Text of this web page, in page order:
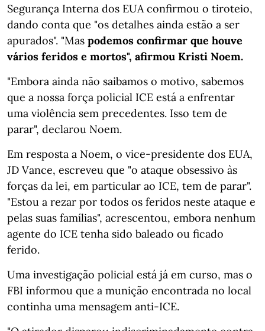
Segurança Interna dos EUA confirmou o tiroteio,
dando conta que "os detalhes ainda estão a ser
apurados". "Mas podemos confirmar que houve
vários feridos e mortos", afirmou Kristi Noem.
"Embora ainda não saibamos o motivo, sabemos
que a nossa força policial ICE está a enfrentar
uma violência sem precedentes. Isso tem de
parar", declarou Noem.
Em resposta a Noem, o vice-presidente dos EUA,
JD Vance, escreveu que "o ataque obsessivo às
forças da lei, em particular ao ICE, tem de parar".
"Estou a rezar por todos os feridos neste ataque e
pelas suas famílias", acrescentou, embora nenhum
agente do ICE tenha sido baleado ou ficado
ferido.
Uma investigação policial está já em curso, mas o
FBI informou que a munição encontrada no local
continha uma mensagem anti-ICE.